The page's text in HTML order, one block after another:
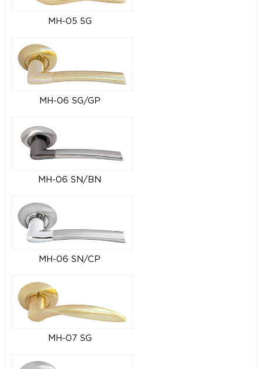
MH-05 SG
MH-06 SG/GP
MH-06 SN/BN
MH-06 SN/CP
MH-07 SG